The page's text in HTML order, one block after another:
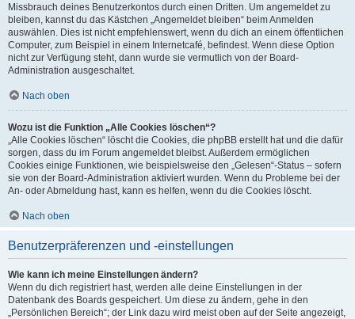
Missbrauch deines Benutzerkontos durch einen Dritten. Um angemeldet zu
bleiben, kannst du das Kästchen „Angemeldet bleiben“ beim Anmelden
auswählen. Dies ist nicht empfehlenswert, wenn du dich an einem öffentlichen
Computer, zum Beispiel in einem Internetcafé, befindest. Wenn diese Option
nicht zur Verfügung steht, dann wurde sie vermutlich von der Board-
Administration ausgeschaltet.
Nach oben
Wozu ist die Funktion „Alle Cookies löschen“?
„Alle Cookies löschen“ löscht die Cookies, die phpBB erstellt hat und die dafür
sorgen, dass du im Forum angemeldet bleibst. Außerdem ermöglichen
Cookies einige Funktionen, wie beispielsweise den „Gelesen“-Status – sofern
sie von der Board-Administration aktiviert wurden. Wenn du Probleme bei der
An- oder Abmeldung hast, kann es helfen, wenn du die Cookies löscht.
Nach oben
Benutzerpräferenzen und -einstellungen
Wie kann ich meine Einstellungen ändern?
Wenn du dich registriert hast, werden alle deine Einstellungen in der
Datenbank des Boards gespeichert. Um diese zu ändern, gehe in den
„Persönlichen Bereich“; der Link dazu wird meist oben auf der Seite angezeigt,